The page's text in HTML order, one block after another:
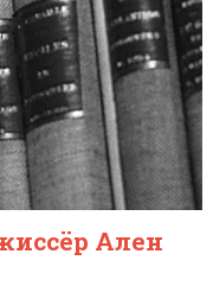
Ален